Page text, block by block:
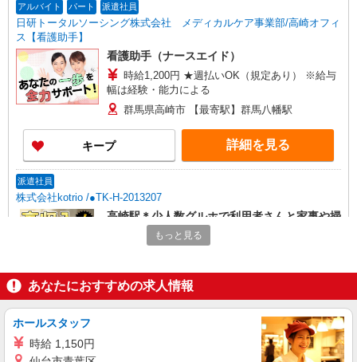
アルバイト パート 派遣社員
日研トータルソーシング株式会社 メディカルケア事業部/高崎オフィ
ス【看護助手】
看護助手（ナースエイド）
時給1,200円 ★週払いOK（規定あり） ※給与
幅は経験・能力による
群馬県高崎市 【最寄駅】群馬八幡駅
キープ 詳細を見る
派遣社員
株式会社kotrio /●TK-H-2013207
高崎駅＊少人数グルホで利用者さんと家事や掃
除など♪日払いOK
高崎市 交通費全額支給
キープ 詳細を見る
アルバイト パート
もっと見る
あなたにおすすめの求人情報
ホールスタッフ
時給 1,150円